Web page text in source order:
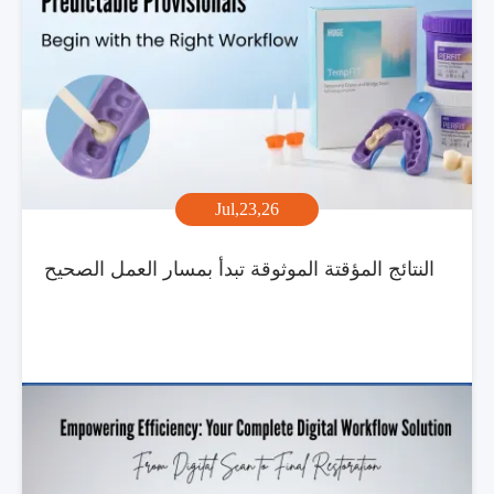
Jul,23,26
النتائج المؤقتة الموثوقة تبدأ بمسار العمل الصحيح